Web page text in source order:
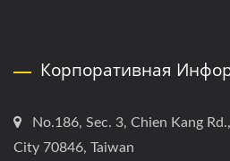
Корпоративная
No.186, Sec. 3, Chien Kang
City 70846, Taiwan